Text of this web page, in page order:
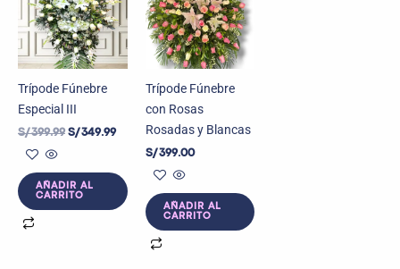
Trípode Fúnebre
Especial III
S/399.99
era:
S/ 399.99.
S/349.99
S/ 349.99.
AÑADIR AL
CARRITO
Trípode Fúnebre
con Rosas
Rosadas y Blancas
S/399.00
AÑADIR AL
CARRITO